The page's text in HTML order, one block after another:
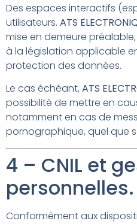
Des espaces interactifs
utilisateurs. ATS
mise en demeure
à la législation applicable
protection des données.
Le cas échéant, ATS
possibilité de mettre en
notamment en cas de
pornographique, quel que
4 – CNIL et
personnelles.
Conformément aux